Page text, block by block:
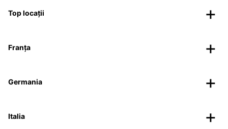
Top locații
Franța
Germania
Italia